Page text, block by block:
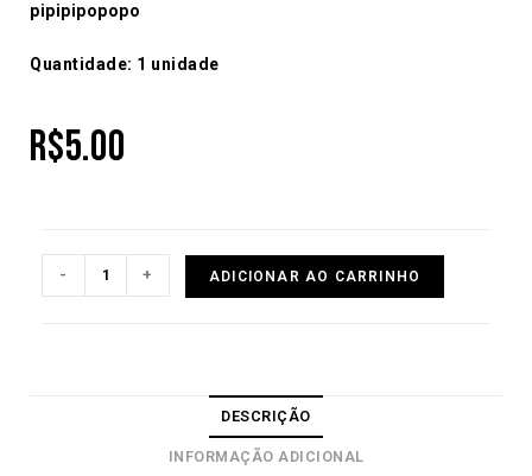
pipipipopopo
Quantidade: 1 unidade
R$5.00
- + ADICIONAR AO CARRINHO
DESCRIÇÃO
INFORMAÇÃO ADICIONAL